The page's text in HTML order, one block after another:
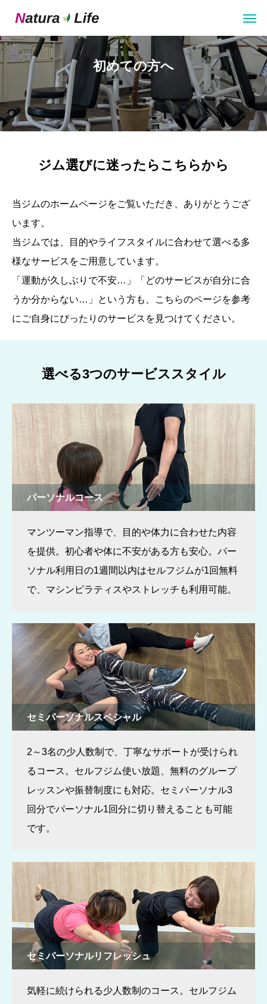
初めての方へ
ジム選びに迷ったらこちらから
当ジムのホームページをご覧いただき、ありがとうござ
います。
当ジムでは、目的やライフスタイルに合わせて選べる多
様なサービスをご用意しています。
「運動が久しぶりで不安…」「どのサービスが自分に合
うか分からない…」という方も、こちらのページを参考
にご自身にぴったりのサービスを見つけてください。
選べる3つのサービススタイル
パーソナルコース
マンツーマン指導で、目的や体力に合わせた内容
を提供。初心者や体に不安がある方も安心。パー
ソナル利用日の1週間以内はセルフジムが1回無料
で、マシンピラティスやストレッチも利用可能。
セミパーソナルスペシャル
2～3名の少人数制で、丁寧なサポートが受けられ
るコース。セルフジム使い放題、無料のグループ
レッスンや振替制度にも対応。セミパーソナル3
回分でパーソナル1回分に切り替えることも可能
です。
セミパーソナルリフレッシュ
気軽に続けられる少人数制のコース。セルフジム